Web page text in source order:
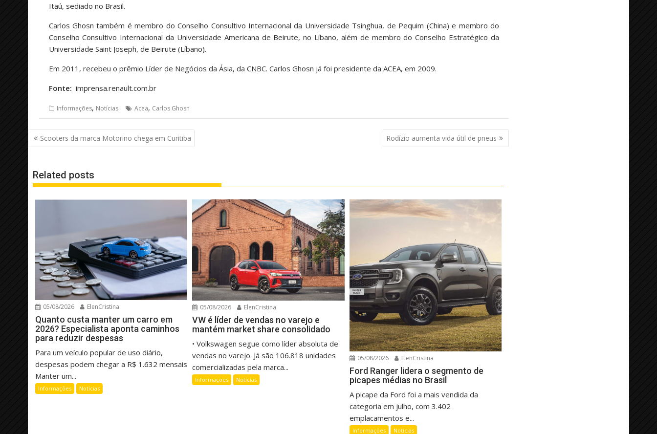
Itaú, sediado no Brasil.
Carlos Ghosn também é membro do Conselho Consultivo Internacional da Universidade Tsinghua, de Pequim (China) e membro do
Conselho Consultivo Internacional da Universidade Americana de Beirute, no Líbano, além de membro do Conselho Estratégico da
Universidade Saint Joseph, de Beirute (Líbano).
Em 2011, recebeu o prêmio Líder de Negócios da Ásia, da CNBC. Carlos Ghosn já foi presidente da ACEA, em 2009.
Fonte: imprensa.renault.com.br
Informações, Notícias Acea, Carlos Ghosn
Navegação
de
Scooters da marca Motorino chega em Curitiba Rodízio aumenta vida útil de pneus
Related posts
05/08/2026 ElenCristina
Quanto custa manter um carro em
2026? Especialista aponta caminhos
para reduzir despesas
Para um veículo popular de uso diário,
despesas podem chegar a R$ 1.632 mensais
Manter um...
Informações Notícias
05/08/2026 ElenCristina
VW é líder de vendas no varejo e
mantém market share consolidado
• Volkswagen segue como líder absoluta de
vendas no varejo. Já são 106.818 unidades
comercializadas pela marca...
Informações Notícias
05/08/2026 ElenCristina
Ford Ranger lidera o segmento de
picapes médias no Brasil
A picape da Ford foi a mais vendida da
categoria em julho, com 3.402
emplacamentos e...
Informações Notícias